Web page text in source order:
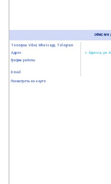
ОФИС №6
Телефон: Viber, Whatsapp, Telegram
Адрес
г. Одесса, ул.
График работы
E-mail
Посмотреть на карте